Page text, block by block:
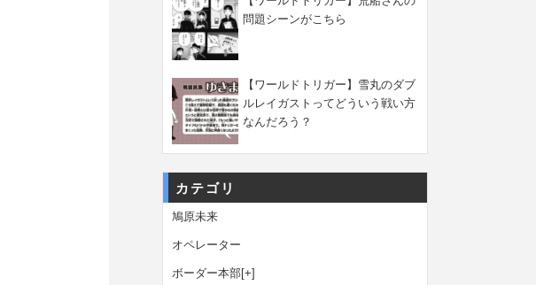
問題シーンがこちら
【ワールドトリガー】雪丸のダブ
ルレイガストってどういう戦い方
なんだろう？
カテゴリ
鳩原未来
オペレーター
ボーダー本部[+]